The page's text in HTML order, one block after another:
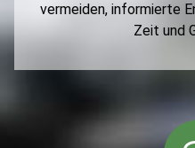
vermeiden, informierte
Zeit und